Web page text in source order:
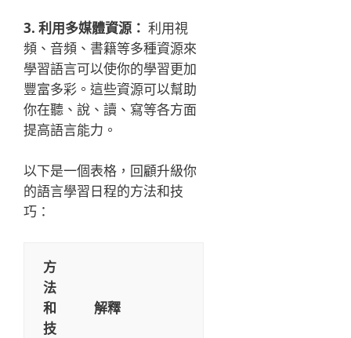
3. 利用多媒體資源： 利用視
頻、音頻、書籍等多種資源來
學習語言可以使你的學習更加
豐富多彩。這些資源可以幫助
你在聽、說、讀、寫等各方面
提高語言能力。
以下是一個表格，回顧升級你
的語言學習日程的方法和技
巧：
方
法
和
技
解釋